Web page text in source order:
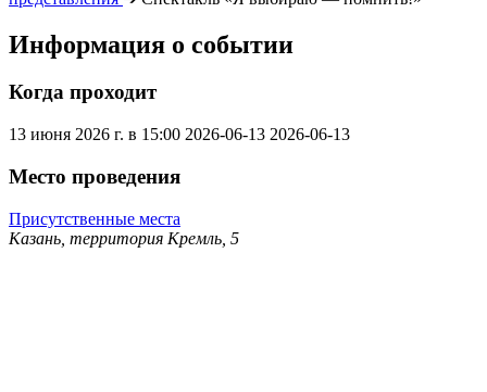
Информация о событии
Когда проходит
13 июня 2026 г. в 15:00 2026-06-13 2026-06-13
Место проведения
Присутственные места
Казань, территория Кремль, 5